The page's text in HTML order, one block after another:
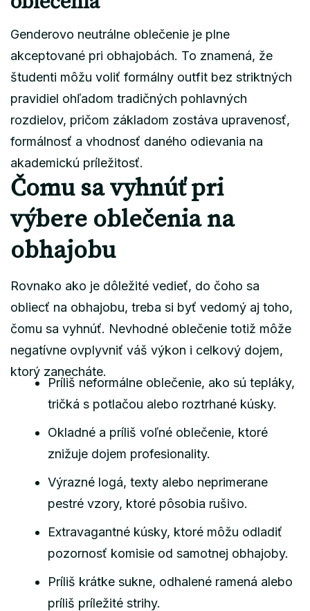
Genderovo neutrálne oblečenie je plne
akceptované pri obhajobách. To znamená, že
študenti môžu voliť formálny outfit bez striktných
pravidiel ohľadom tradičných pohlavných
rozdielov, pričom základom zostáva upravenosť,
formálnosť a vhodnosť daného odievania na
akademickú príležitosť.
Čomu sa vyhnúť pri
výbere oblečenia na
obhajobu
Rovnako ako je dôležité vedieť, do čoho sa
obliecť na obhajobu, treba si byť vedomý aj toho,
čomu sa vyhnúť. Nevhodné oblečenie totiž môže
negatívne ovplyvniť váš výkon i celkový dojem,
ktorý zanecháte.
Príliš neformálne oblečenie, ako sú tepláky,
tričká s potlačou alebo roztrhané kúsky.
Okladné a príliš voľné oblečenie, ktoré
znižuje dojem profesionality.
Výrazné logá, texty alebo neprimerane
pestré vzory, ktoré pôsobia rušivo.
Extravagantné kúsky, ktoré môžu odladiť
pozornosť komisie od samotnej obhajoby.
Príliš krátke sukne, odhalené ramená alebo
príliš príležité strihy.